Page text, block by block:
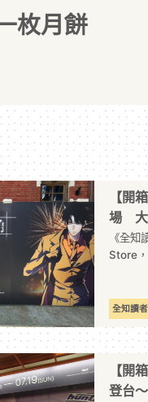
枚月餅
【開
場 大
《全
Store
全知讀
漫畫
【開
登台